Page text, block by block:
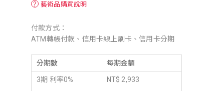
？ 藝術品購買說明
付款方式：
ATM轉帳付款、信用卡線上刷卡、信用卡分期
分期數 每期金額
3期 利率0%
NT$ 2,933